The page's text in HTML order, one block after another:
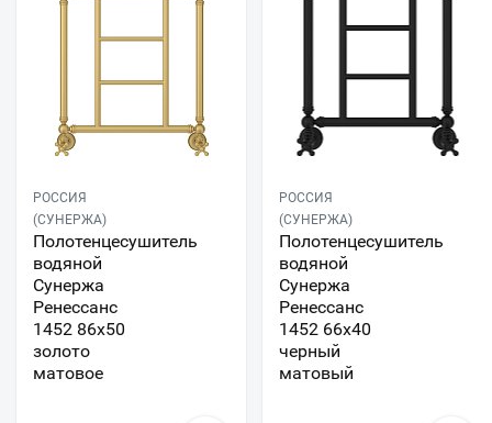
РОССИЯ
(СУНЕРЖА)
Полотенцесушитель
водяной
Сунержа
Ренессанс
1452 86x50
золото
матовое
РОССИЯ
(СУНЕРЖА)
Полотенцесушитель
водяной
Сунержа
Ренессанс
1452 66x40
черный
матовый